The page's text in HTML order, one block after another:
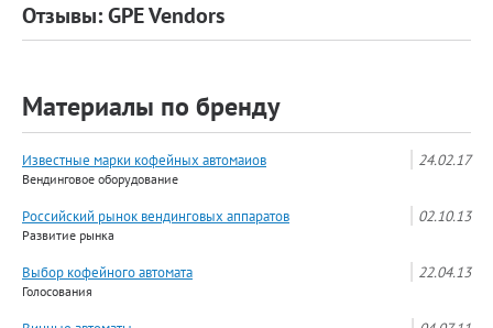
Отзывы: GPE Vendors
Материалы по бренду
24.02.17
Известные марки кофейных автомаиов
Вендинговое оборудование
02.10.13
Российский рынок вендинговых аппаратов
Развитие рынка
22.04.13
Выбор кофейного автомата
Голосования